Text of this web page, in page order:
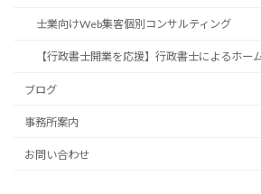
士業向けWeb集客個別コンサルティング
【行政書士開業を応援】行政書士によるホー
ブログ
事務所案内
お問い合わせ